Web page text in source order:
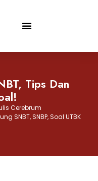
Tips Dan
Cerebrum
SNBT,SNBP,Soal UTBK